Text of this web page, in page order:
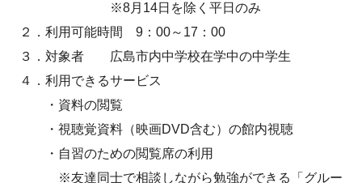
※8月14日を除く平日のみ
２．利用可能時間 9：00～17：00
３．対象者 広島市内中学校在学中の中学生
４．利用できるサービス
・資料の閲覧
・視聴覚資料（映画DVD含む）の館内視聴
・自習のための閲覧席の利用
※友達同士で相談しながら勉強ができる「グルー